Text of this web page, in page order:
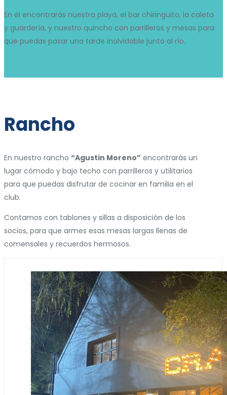
En él encontrarás nuestra playa, el bar chiringuito, la caleta
y guardería, y nuestro quincho con parrilleros y mesas para
que puedas pasar una tarde inolvidable junto al río.
Rancho
En nuestro rancho “Agustin Moreno” encontrarás un
lugar cómodo y bajo techo con parrilleros y utilitarios
para que puedas disfrutar de cocinar en familia en el
club.
Contamos con tablones y sillas a disposición de los
socios, para que armes esas mesas largas llenas de
comensales y recuerdos hermosos.